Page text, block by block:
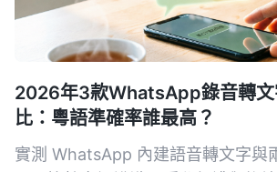
2026年3款WhatsApp錄音轉文
比：粵語準確率誰最高？
實測 WhatsApp 內建語音轉文字與